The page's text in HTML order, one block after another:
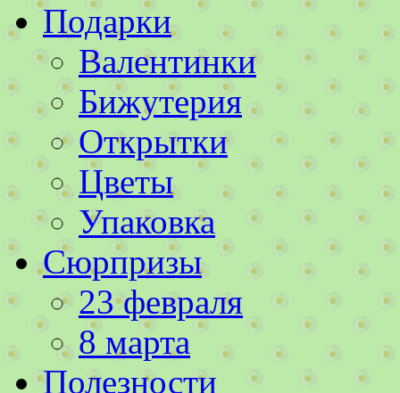
Подарки
Валентинки
Бижутерия
Открытки
Цветы
Упаковка
Сюрпризы
23 февраля
8 марта
Полезности